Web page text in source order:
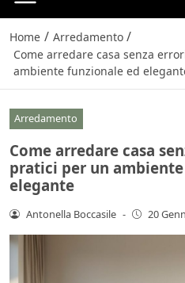
Home / Arredamento /
Come arredare casa senza
ambiente funzionale ed
Arredamento
Come arredare casa
pratici per un
elegante
Antonella Boccasile - 20